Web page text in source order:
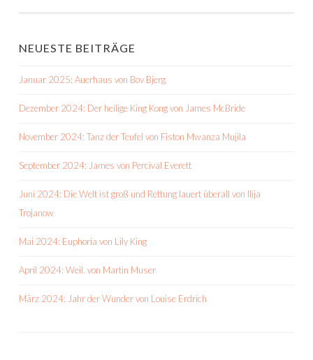
NEUESTE BEITRÄGE
Januar 2025: Auerhaus von Bov Bjerg
Dezember 2024: Der heilige King Kong von James McBride
November 2024: Tanz der Teufel von Fiston Mwanza Mujila
September 2024: James von Percival Everett
Juni 2024: Die Welt ist groß und Rettung lauert überall von Ilija
Trojanow
Mai 2024: Euphoria von Lily King
April 2024: Weil. von Martin Muser
März 2024: Jahr der Wunder von Louise Erdrich